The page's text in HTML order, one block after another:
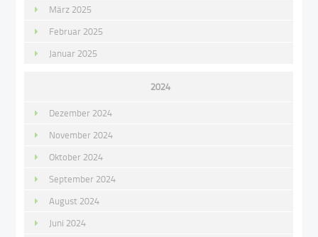
März 2025
Februar 2025
Januar 2025
2024
Dezember 2024
November 2024
Oktober 2024
September 2024
August 2024
Juni 2024